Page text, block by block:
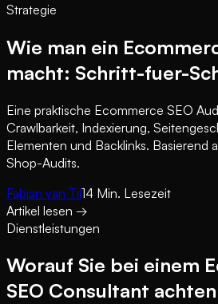
Strategie
Wie man ein
macht: Schritt-fuer-
Eine praktische Ecommerce SEO
Crawlbarkeit, Indexierung,
Elementen und Backlinks. Basierend
Shop-Audits.
Fabian van Til14 Min. Lesezeit
Artikel lesen →
Dienstleistungen
Worauf Sie bei einem
SEO Consultant